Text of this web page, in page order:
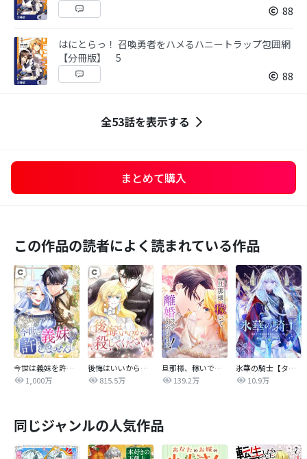
88
はにとらっ！ 召喚勇者をハメるハニートラップ包囲網
【分冊版】 5
88
全53話を表示する
まとめて購入
この作品の読者によく読まれている作品
今世は義妹を許しません
1,000万
後悔はいいから殺してください
815.5万
旦那様、稼いで離婚させていただきます！
139.2万
氷華の騎士【タテヨミ】
10.9万
同じジャンルの人気作品